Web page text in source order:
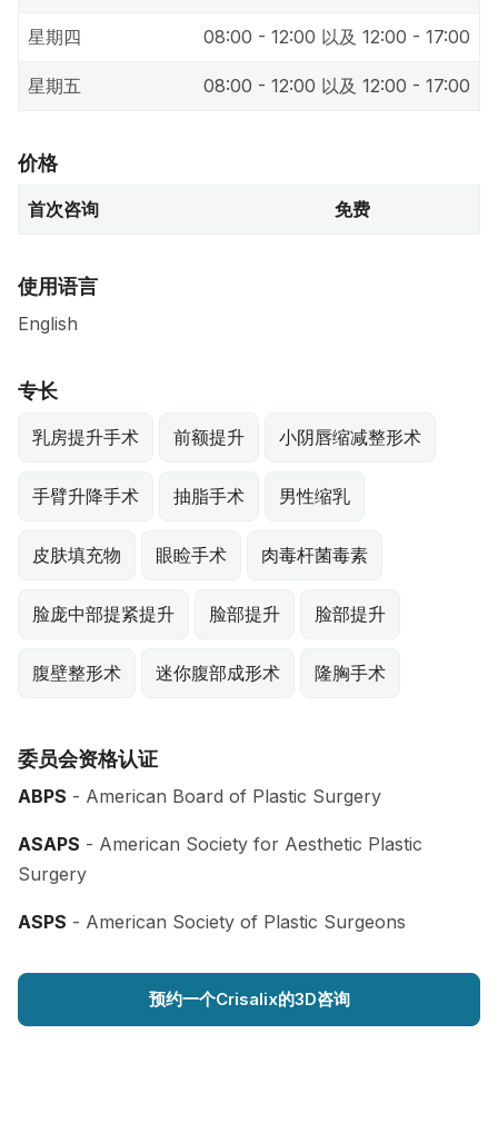
星期四 08:00 - 12:00 以及 12:00 - 17:00
星期五 08:00 - 12:00 以及 12:00 - 17:00
价格
首次咨询 免费
使用语言
English
专长
乳房提升手术 前额提升 小阴唇缩减整形术
手臂升降手术 抽脂手术 男性缩乳
皮肤填充物 眼睑手术 肉毒杆菌毒素
脸庞中部提紧提升 脸部提升 脸部提升
腹壁整形术 迷你腹部成形术 隆胸手术
委员会资格认证
ABPS - American Board of Plastic Surgery
ASAPS - American Society for Aesthetic Plastic
Surgery
ASPS - American Society of Plastic Surgeons
预约一个Crisalix的3D咨询